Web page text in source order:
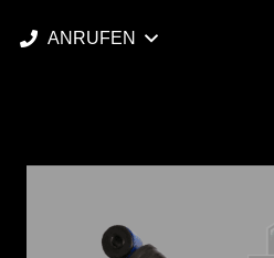
ANRUFEN